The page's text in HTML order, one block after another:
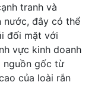
tranh và
nước, đây có thể
đối mặt với
vực kinh doanh
nguồn gốc từ
của loài rắn